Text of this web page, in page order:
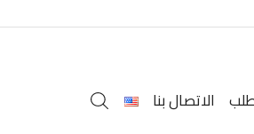
الاتصال بنا